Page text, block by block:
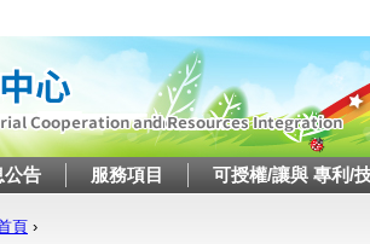
公告 服務項目 可授權/讓與 專利/
頁 ›